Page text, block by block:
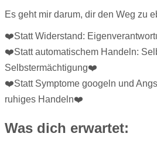
Es geht mir darum, dir den Weg zu
❤️Statt Widerstand:
❤️Statt automatischem Handeln:
Selbstermächtigung❤️
❤️Statt Symptome googeln und
ruhiges Handeln❤️
Was dich erwartet: